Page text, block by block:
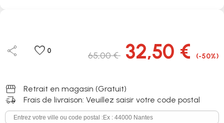
share favorite 0 65,00 € 32,50 € (-50%)
storefront Retrait en magasin (Gratuit)
delivery_truck_speed Frais de livraison: Veuillez saisir votre code postal